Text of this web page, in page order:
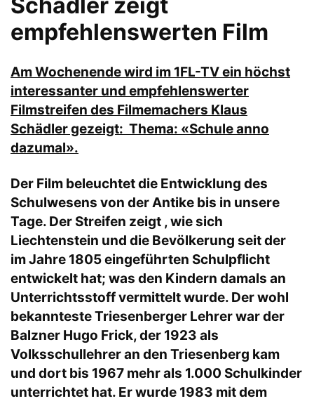
empfehlenswerten Film
Am Wochenende wird im 1FL-TV ein höchst
interessanter und empfehlenswerter
Filmstreifen des Filmemachers Klaus
Schädler gezeigt: Thema: «Schule anno
dazumal».
Der Film beleuchtet die Entwicklung des
Schulwesens von der Antike bis in unsere
Tage. Der Streifen zeigt , wie sich
Liechtenstein und die Bevölkerung seit der
im Jahre 1805 eingeführten Schulpflicht
entwickelt hat; was den Kindern damals an
Unterrichtsstoff vermittelt wurde. Der wohl
bekannteste Triesenberger Lehrer war der
Balzner Hugo Frick, der 1923 als
Volksschullehrer an den Triesenberg kam
und dort bis 1967 mehr als 1.000 Schulkinder
unterrichtet hat. Er wurde 1983 mit dem